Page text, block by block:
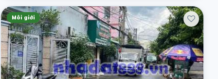
Môi giới